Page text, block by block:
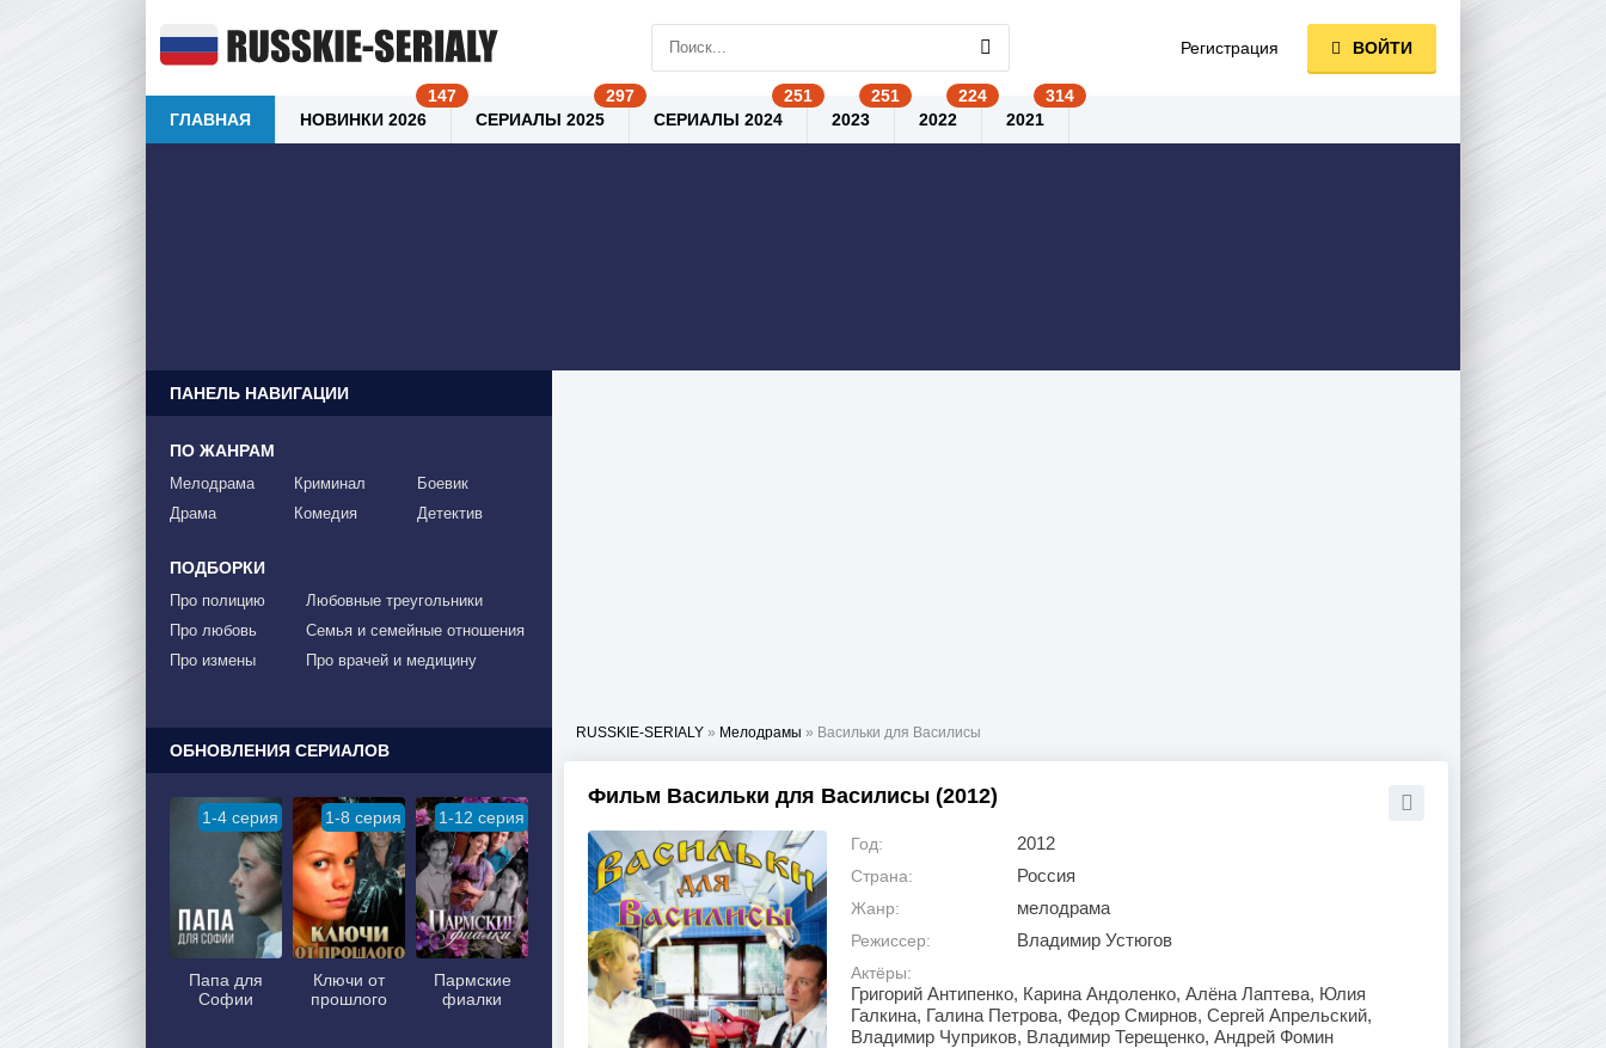
RUSSKIE-SERIALY » Мелодрамы » Васильки для Василисы
Фильм Васильки для Василисы (2012)
Год: 2012
Страна: Россия
Жанр: мелодрама
Режиссер: Владимир Устюгов
Актёры:
Григорий Антипенко, Карина Андоленко, Алёна Лаптева, Юлия
Галкина, Галина Петрова, Федор Смирнов, Сергей Апрельский,
Владимир Чуприков, Владимир Терещенко, Андрей Фомин
ПАНЕЛЬ НАВИГАЦИИ
ПО ЖАНРАМ
Мелодрама
Драма
Криминал
Комедия
Боевик
Детектив
ПОДБОРКИ
Про полицию
Про любовь
Про измены
Любовные треугольники
Семья и семейные отношения
Про врачей и медицину
ОБНОВЛЕНИЯ СЕРИАЛОВ
1-4 серия
Папа для
Софии
1-8 серия
Ключи от
прошлого
1-12 серия
Пармские
фиалки
Регистрация ВОЙТИ
ГЛАВНАЯ НОВИНКИ 2026 СЕРИАЛЫ 2025 СЕРИАЛЫ 2024 2023 2022 2021